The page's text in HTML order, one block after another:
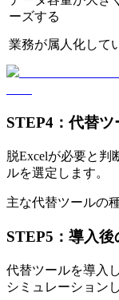
ーズする
業務が属人化して
STEP4：代替
脱Excelが必要と判
ルを選定します。
主な代替ツールの
STEP5：導入
代替ツールを導入
シミュレーション